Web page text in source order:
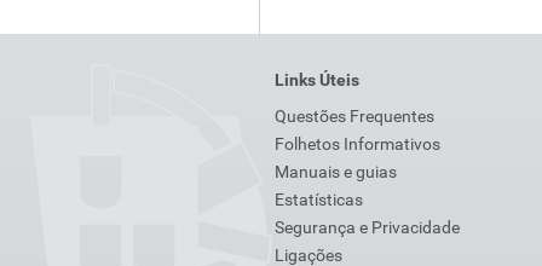
Links Úteis
Questões Frequentes
Folhetos Informativos
Manuais e guias
Estatísticas
Segurança e Privacidade
Ligações